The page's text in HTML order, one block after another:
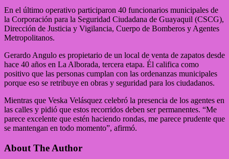
En el último operativo participaron 40 funcionarios municipales de
la Corporación para la Seguridad Ciudadana de Guayaquil (CSCG),
Dirección de Justicia y Vigilancia, Cuerpo de Bomberos y Agentes
Metropolitanos.
Gerardo Angulo es propietario de un local de venta de zapatos desde
hace 40 años en La Alborada, tercera etapa. Él califica como
positivo que las personas cumplan con las ordenanzas municipales
porque eso se retribuye en obras y seguridad para los ciudadanos.
Mientras que Veska Velásquez celebró la presencia de los agentes en
las calles y pidió que estos recorridos deben ser permanentes. “Me
parece excelente que estén haciendo rondas, me parece prudente que
se mantengan en todo momento”, afirmó.
About The Author